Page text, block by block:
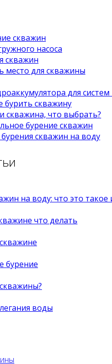
скважин
насоса
скважин
место для скважины
для
бурить скважину
скважина, что выбрать?
бурение скважин
скважин на воду
на воду: что это такое
что делать
бурение
воды